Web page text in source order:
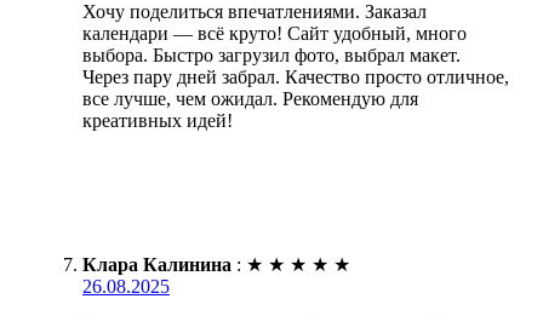
Хочу поделиться впечатлениями. Заказал
календари — всё круто! Сайт удобный, много
выбора. Быстро загрузил фото, выбрал макет.
Через пару дней забрал. Качество просто отличное,
все лучше, чем ожидал. Рекомендую для
креативных идей!
Клара Калинина : ★ ★ ★ ★ ★
26.08.2025